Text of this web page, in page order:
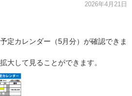
2026年4月21日
定カレンダー（5月分）が確認できま
大して見ることができます。